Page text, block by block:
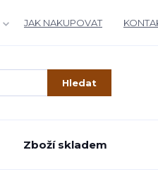
JAK NAKUPOVAT
Hledat
Zboží skladem